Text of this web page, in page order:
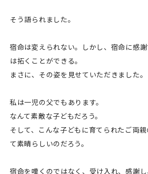
そう語られました。
宿命は変えられない。しかし、宿命に感
は拓くことができる。
まさに、その姿を見せていただきました。
私は一児の父でもあります。
なんて素敵な子どもだろう。
そして、こんな子どもに育てられたご両
て素晴らしいのだろう。
宿命を嘆くのではなく、受け入れ、感謝